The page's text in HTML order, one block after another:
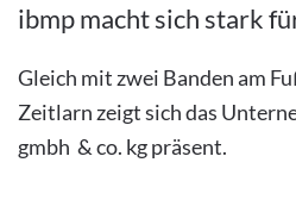
ibmp macht sich stark
Gleich mit zwei Banden am
Zeitlarn zeigt sich das
gmbh & co. kg präsent.